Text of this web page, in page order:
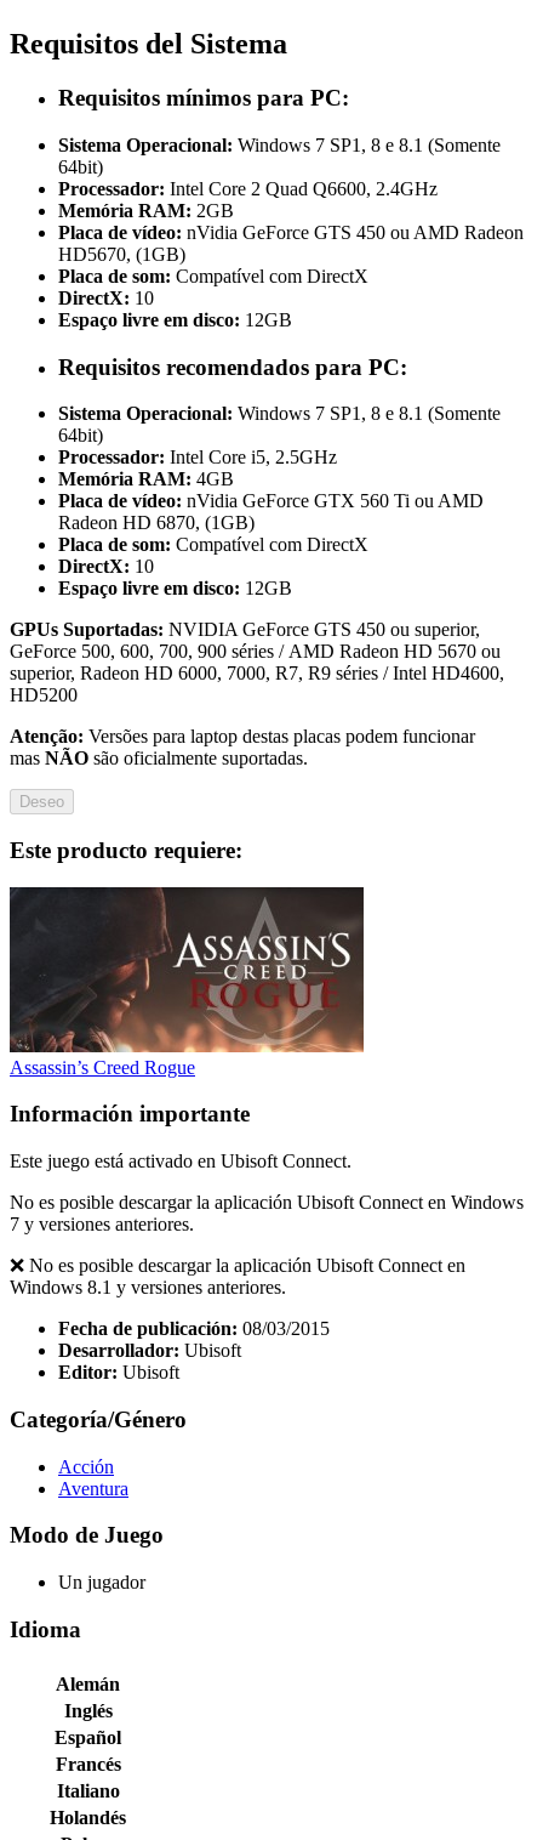
Requisitos del Sistema
Requisitos mínimos para PC:
Sistema Operacional: Windows 7 SP1, 8 e 8.1 (Somente
64bit)
Processador: Intel Core 2 Quad Q6600, 2.4GHz
Memória RAM: 2GB
Placa de vídeo: nVidia GeForce GTS 450 ou AMD Radeon
HD5670, (1GB)
Placa de som: Compatível com DirectX
DirectX: 10
Espaço livre em disco: 12GB
Requisitos recomendados para PC:
Sistema Operacional: Windows 7 SP1, 8 e 8.1 (Somente
64bit)
Processador: Intel Core i5, 2.5GHz
Memória RAM: 4GB
Placa de vídeo: nVidia GeForce GTX 560 Ti ou AMD
Radeon HD 6870, (1GB)
Placa de som: Compatível com DirectX
DirectX: 10
Espaço livre em disco: 12GB
GPUs Suportadas: NVIDIA GeForce GTS 450 ou superior,
GeForce 500, 600, 700, 900 séries / AMD Radeon HD 5670 ou
superior, Radeon HD 6000, 7000, R7, R9 séries / Intel HD4600,
HD5200
Atenção: Versões para laptop destas placas podem funcionar
mas NÃO são oficialmente suportadas.
Deseo
Este producto requiere:
Assassin’s Creed Rogue
Información importante
Este juego está activado en Ubisoft Connect.
No es posible descargar la aplicación Ubisoft Connect en Windows
7 y versiones anteriores.
❌ No es posible descargar la aplicación Ubisoft Connect en
Windows 8.1 y versiones anteriores.
Fecha de publicación: 08/03/2015
Desarrollador: Ubisoft
Editor: Ubisoft
Categoría/Género
Acción
Aventura
Modo de Juego
Un jugador
Idioma
Alemán
Inglés
Español
Francés
Italiano
Holandés